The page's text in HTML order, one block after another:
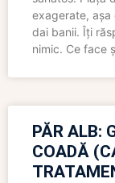
exagerate, așa
dai banii. Îți
nimic. Ce face
PĂR ALB:
COADĂ